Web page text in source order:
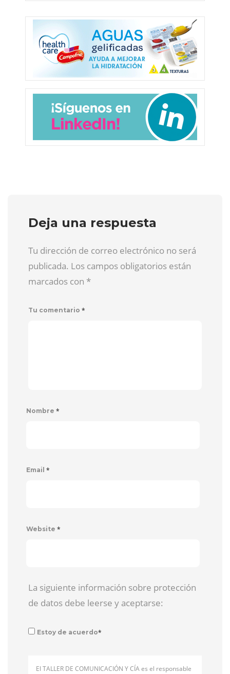
Deja una respuesta
Tu dirección de correo electrónico no será
publicada. Los campos obligatorios están
marcados con *
Tu comentario *
Nombre *
Email *
Website *
La siguiente información sobre protección
de datos debe leerse y aceptarse:
Estoy de acuerdo*
El TALLER DE COMUNICACIÓN Y CÍA es el responsable